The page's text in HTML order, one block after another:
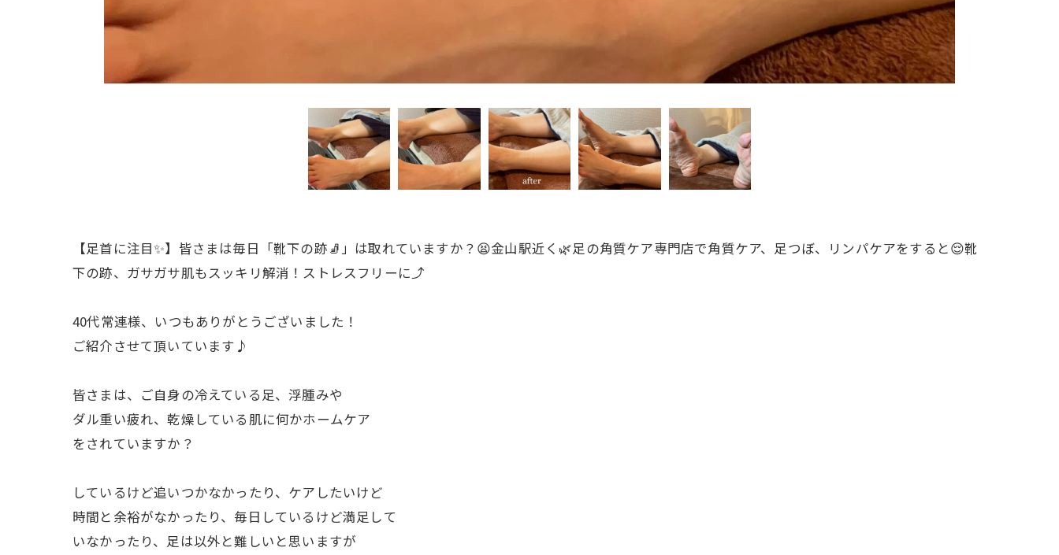
【足首に注目✨】皆さまは毎日「靴下の跡🧦」は取れていますか？😫金山駅近く🌿足の角質ケア専門店で角質ケア、足つぼ、リンパケアをすると😌靴
下の跡、ガサガサ肌もスッキリ解消！ストレスフリーに⤴️
40代常連様、いつもありがとうございました！
ご紹介させて頂いています♪
皆さまは、ご自身の冷えている足、浮腫みや
ダル重い疲れ、乾燥している肌に何かホームケア
をされていますか？
しているけど追いつかなかったり、ケアしたいけど
時間と余裕がなかったり、毎日しているけど満足して
いなかったり、足は以外と難しいと思いますが